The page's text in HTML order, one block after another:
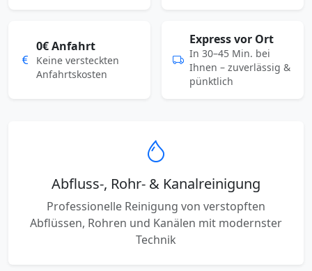
0€ Anfahrt
Keine versteckten
Anfahrtskosten
Express vor Ort
In 30–45 Min. bei
Ihnen – zuverlässig &
pünktlich
Abfluss-, Rohr- & Kanalreinigung
Professionelle Reinigung von verstopften
Abflüssen, Rohren und Kanälen mit modernster
Technik